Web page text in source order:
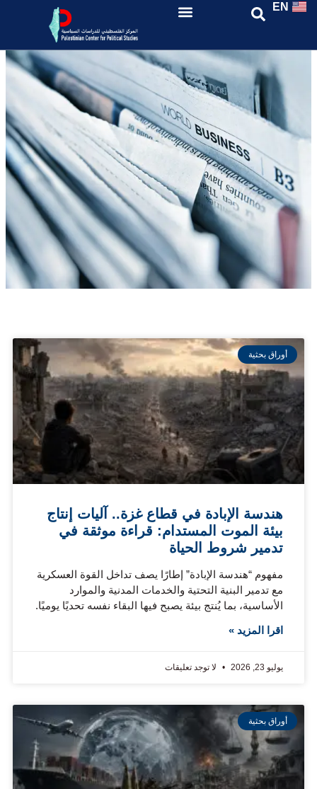
EN إبادة غزة
أوراق بحثية
هندسة الإبادة في قطاع غزة.. آليات إنتاج
بيئة الموت المستدام: قراءة موثقة في
تدمير شروط الحياة
مفهوم “هندسة الإبادة” إطارًا يصف تداخل القوة العسكرية
مع تدمير البنية التحتية والخدمات المدنية والموارد
الأساسية، بما يُنتج بيئة يصبح فيها البقاء نفسه تحديًا يوميًا.
اقرا المزيد »
يوليو 23, 2026 لا توجد تعليقات
أوراق بحثية